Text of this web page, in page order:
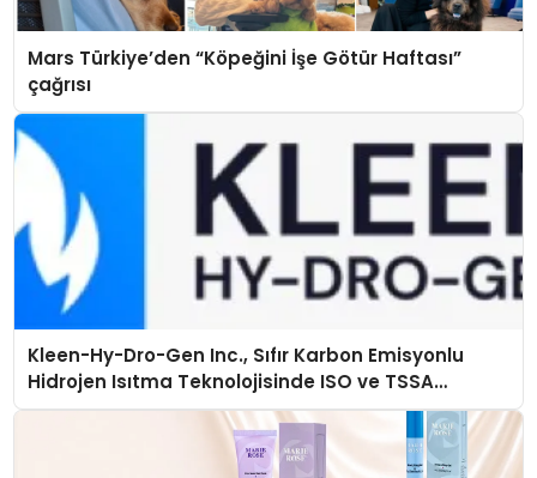
Mars Türkiye’den “Köpeğini İşe Götür Haftası”
çağrısı
Kleen-Hy-Dro-Gen Inc., Sıfır Karbon Emisyonlu
Hidrojen Isıtma Teknolojisinde ISO ve TSSA
Düzenleyici Onaylarını Aldı